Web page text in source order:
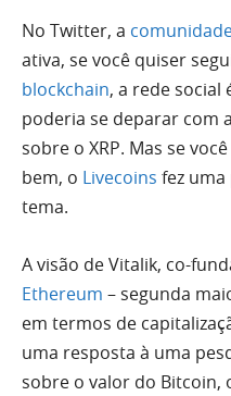
No Twitter, a
ativa, se você quiser
blockchain, a rede social
poderia se deparar com
sobre o XRP. Mas se
bem, o Livecoins fez
tema.
A visão de Vitalik, co-
Ethereum – segunda
em termos de
uma resposta à uma
sobre o valor do Bitcoin,